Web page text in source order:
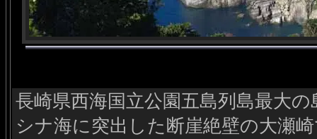
長崎県西海国立公園五島列島最大
シナ海に突出した断崖絶壁の大瀬